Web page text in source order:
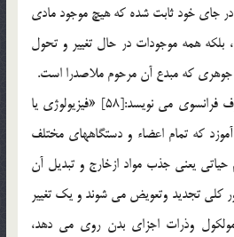
در جاي خود ثابت شده كه هيچ موجود مادي
همه موجودات در حال تغيير و تحول
كه مبدع آن مرحوم ملاصدرا است.
«لئون دني » روح شناس معروف فرانسوي مي نويسد:[58] «فيزيولوژي يا
كه تمام اعضاء و دستگاههاي مختلف
يعني جذب مواد ازخارج و تبديل آن
كلي تجديد وتعويض مي شوند و يك تغيير
وذرات اجزاي بدن روي مي دهد،